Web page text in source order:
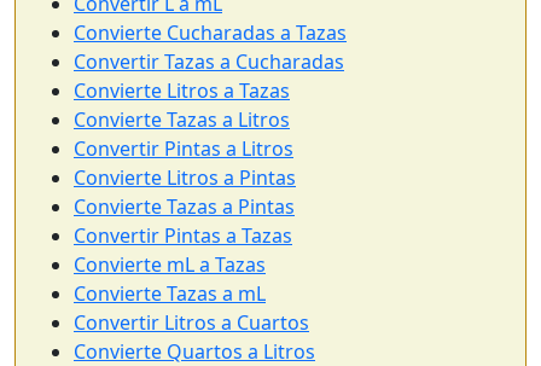
Convierte Cucharadas a Tazas
Convertir Tazas a Cucharadas
Convierte Litros a Tazas
Convierte Tazas a Litros
Convertir Pintas a Litros
Convierte Litros a Pintas
Convierte Tazas a Pintas
Convertir Pintas a Tazas
Convierte mL a Tazas
Convierte Tazas a mL
Convertir Litros a Cuartos
Convierte Quartos a Litros